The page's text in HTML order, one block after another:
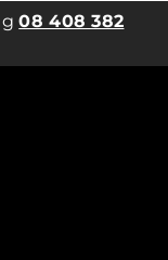
08 408 382